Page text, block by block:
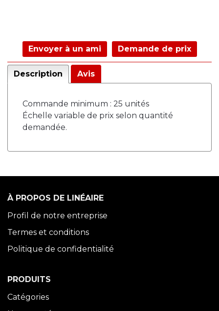
Envoyer à un ami Demande de prix
Description Avis
Commande minimum : 25 unités
Échelle variable de prix selon quantité
demandée.
À PROPOS DE LINÉAIRE
Profil de notre entreprise
Termes et conditions
Politique de confidentialité
PRODUITS
Catégories